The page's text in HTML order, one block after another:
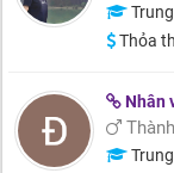
Thỏa
Nhân